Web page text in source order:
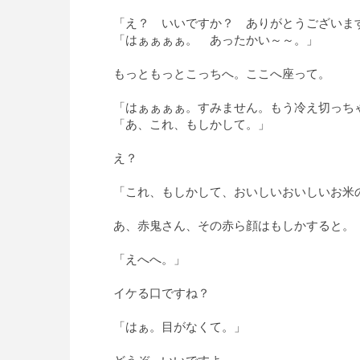
「え？ いいですか？ ありがとうございま
「はぁぁぁぁ。 あったかい～～。」
もっともっとこっちへ。ここへ座って。
「はぁぁぁぁ。すみません。もう冷え切っち
「あ、これ、もしかして。」
え？
「これ、もしかして、おいしいおいしいお米
あ、赤鬼さん、その赤ら顔はもしかすると。
「えへへ。」
イケる口ですね？
「はぁ。目がなくて。」